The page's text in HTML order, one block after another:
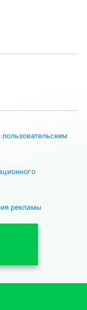
пользовательским
рекламы